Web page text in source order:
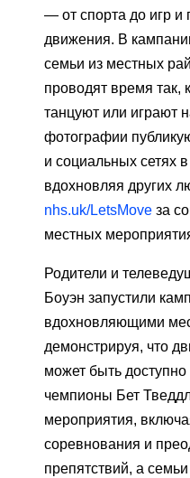
— от спорта до игр и
движения. В
семьи из местных
проводят время так,
танцуют или играют
фотографии
и социальных сетях
вдохновляя других
nhs.uk/LetsMove за
местных
Родители и
Боуэн запустили
вдохновляющими
демонстрируя, что
может быть
чемпионы Бет
мероприятия,
соревнования и
препятствий, а